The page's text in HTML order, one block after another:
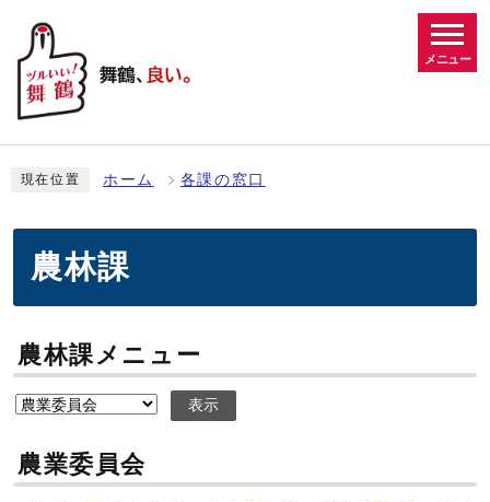
メニュー
現在位置 ホーム 各課の窓口
農林課
農林課メニュー
表示
農業委員会